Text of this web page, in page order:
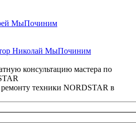
консультацию мастера по
ремонту техники NORDSTAR в